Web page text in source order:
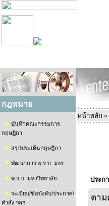
กฎหมาย
บันทึกคณะกรรมการ
กฤษฎีกา
สรุปประเด็นกฤษฎีกา
พัฒนาการ พ.ร.บ. มจร
พ.ร.บ. มหาวิทยาลัย
ระเบียบ/ข้อบังคับ/ประกาศ/
คำสั่ง ฯลฯ
หน้าหลัก »
ประก
ตา